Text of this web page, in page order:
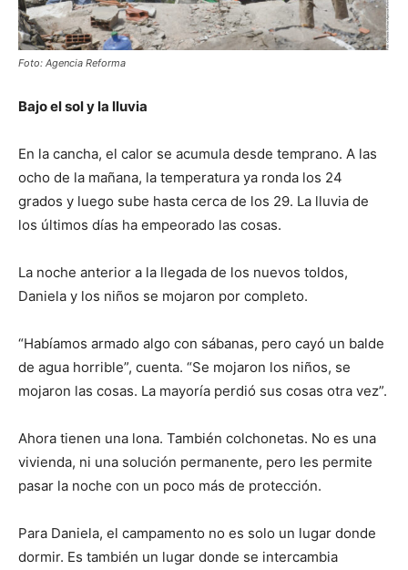
Foto: Agencia Reforma
Bajo el sol y la lluvia
En la cancha, el calor se acumula desde temprano. A las
ocho de la mañana, la temperatura ya ronda los 24
grados y luego sube hasta cerca de los 29. La lluvia de
los últimos días ha empeorado las cosas.
La noche anterior a la llegada de los nuevos toldos,
Daniela y los niños se mojaron por completo.
“Habíamos armado algo con sábanas, pero cayó un balde
de agua horrible”, cuenta. “Se mojaron los niños, se
mojaron las cosas. La mayoría perdió sus cosas otra vez”.
Ahora tienen una lona. También colchonetas. No es una
vivienda, ni una solución permanente, pero les permite
pasar la noche con un poco más de protección.
Para Daniela, el campamento no es solo un lugar donde
dormir. Es también un lugar donde se intercambia